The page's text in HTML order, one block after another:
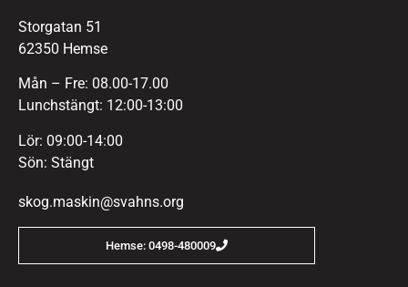
Storgatan 51
62350 Hemse
Mån – Fre: 08.00-17.00
Lunchstängt: 12:00-13:00
Lör: 09:00-14:00
Sön: Stängt
skog.maskin@svahns.org
Hemse: 0498-480009